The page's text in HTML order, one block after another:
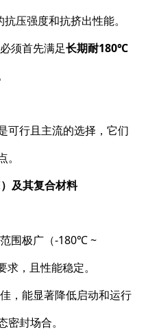
压强度和抗挤出性能。
须首先满足长期耐180℃
可行且主流的选择，它们
及其复合材料
围极广（-180℃ ~
，且性能稳定。
，能显著降低启动和运行
封场合。